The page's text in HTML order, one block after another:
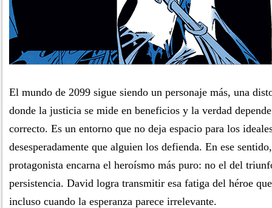
El mundo de 2099 sigue siendo un personaje más, una
donde la justicia se mide en beneficios y la verdad
correcto. Es un entorno que no deja espacio para los
desesperadamente que alguien los defienda. En ese
protagonista encarna el heroísmo más puro: no el del
persistencia. David logra transmitir esa fatiga del héroe
incluso cuando la esperanza parece irrelevante.